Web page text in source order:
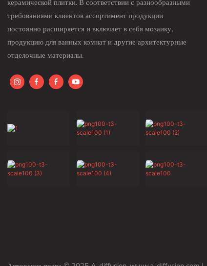
керамической плитки. В соответствии с разнообразными
требованиями клиентов ассортимент продукции
постоянно расширяется и включает в себя мозаику,
продукцию для ванных комнат и другие архитектурные
отделочные материалы.